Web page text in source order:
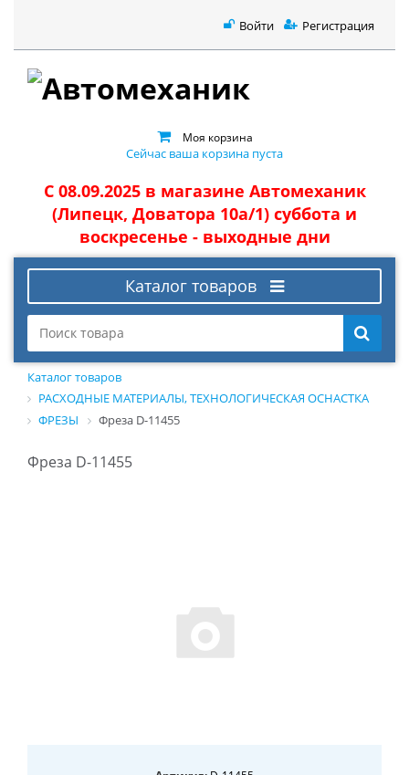
Войти Регистрация
Моя корзина
Сейчас ваша корзина пуста
С 08.09.2025 в магазине Автомеханик
(Липецк, Доватора 10а/1) суббота и
воскресенье - выходные дни
Каталог товаров
Каталог товаров
РАСХОДНЫЕ МАТЕРИАЛЫ, ТЕХНОЛОГИЧЕСКАЯ ОСНАСТКА
ФРЕЗЫ
Фреза D-11455
Фреза D-11455